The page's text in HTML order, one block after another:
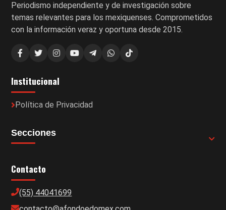
Periodismo independiente y de investigación sobre
temas relevantes para los mexiquenses. Comprometidos
con la información veraz y oportuna desde 2015.
Institucional
Política de Privacidad
Secciones
Contacto
(55) 44041699